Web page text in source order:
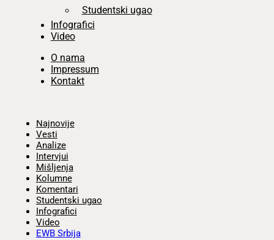
Studentski ugao
Infografici
Video
O nama
Impressum
Kontakt
Najnovije
Vesti
Analize
Intervjui
Mišljenja
Kolumne
Komentari
Studentski ugao
Infografici
Video
EWB Srbija